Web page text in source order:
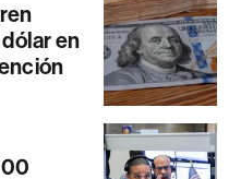
en